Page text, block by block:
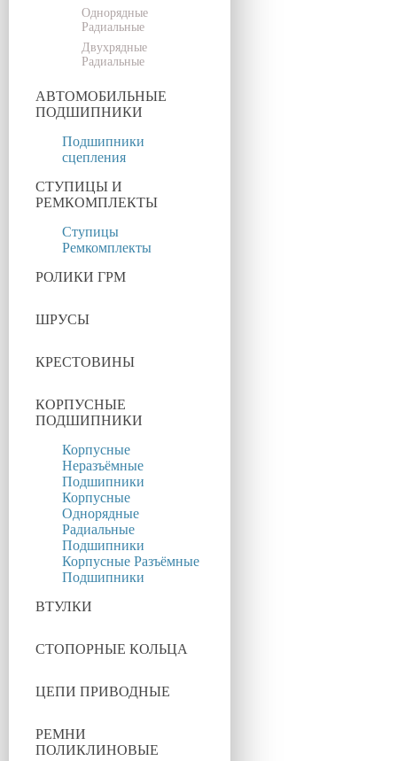
Однорядные
Радиальные
Двухрядные
Радиальные
АВТОМОБИЛЬНЫЕ
ПОДШИПНИКИ
Подшипники
сцепления
СТУПИЦЫ И
РЕМКОМПЛЕКТЫ
Ступицы
Ремкомплекты
РОЛИКИ ГРМ
ШРУСЫ
КРЕСТОВИНЫ
КОРПУСНЫЕ
ПОДШИПНИКИ
Корпусные
Неразъёмные
Подшипники
Корпусные
Однорядные
Радиальные
Подшипники
Корпусные Разъёмные
Подшипники
ВТУЛКИ
СТОПОРНЫЕ КОЛЬЦА
ЦЕПИ ПРИВОДНЫЕ
РЕМНИ
ПОЛИКЛИНОВЫЕ